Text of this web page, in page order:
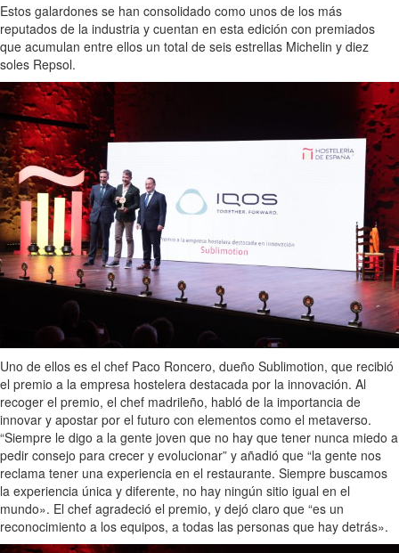
Estos galardones se han consolidado como unos de los más
reputados de la industria y cuentan en esta edición con premiados
que acumulan entre ellos un total de seis estrellas Michelin y diez
soles Repsol.
Uno de ellos es el chef Paco Roncero, dueño Sublimotion, que recibió
el premio a la empresa hostelera destacada por la innovación. Al
recoger el premio, el chef madrileño, habló de la importancia de
innovar y apostar por el futuro con elementos como el metaverso.
“Siempre le digo a la gente joven que no hay que tener nunca miedo a
pedir consejo para crecer y evolucionar” y añadió que “la gente nos
reclama tener una experiencia en el restaurante. Siempre buscamos
la experiencia única y diferente, no hay ningún sitio igual en el
mundo». El chef agradeció el premio, y dejó claro que “es un
reconocimiento a los equipos, a todas las personas que hay detrás».